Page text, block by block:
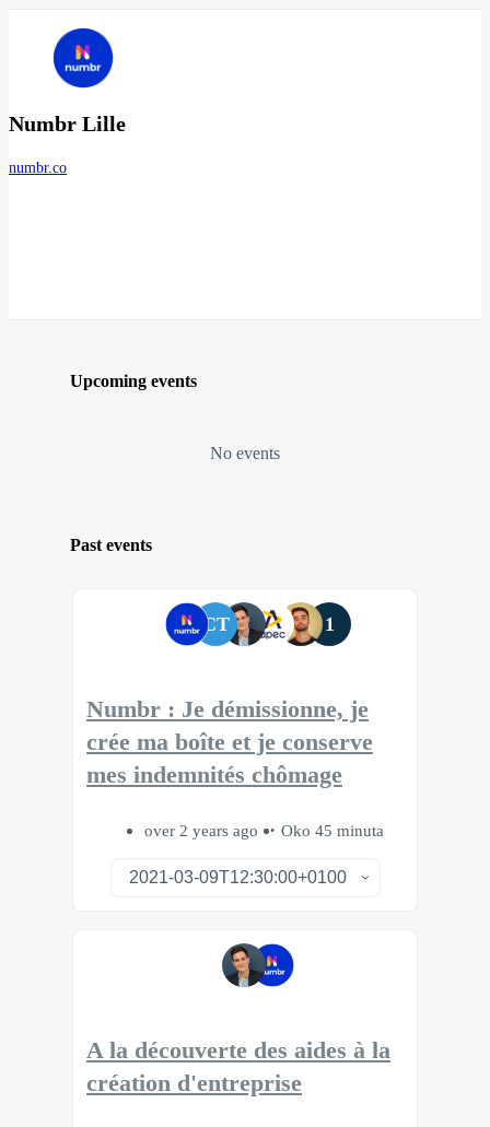
Numbr Lille
numbr.co
Upcoming events
No events
Past events
CT 1
Numbr : Je démissionne, je
crée ma boîte et je conserve
mes indemnités chômage
over 2 years ago Oko 45 minuta
A la découverte des aides à la
création d'entreprise